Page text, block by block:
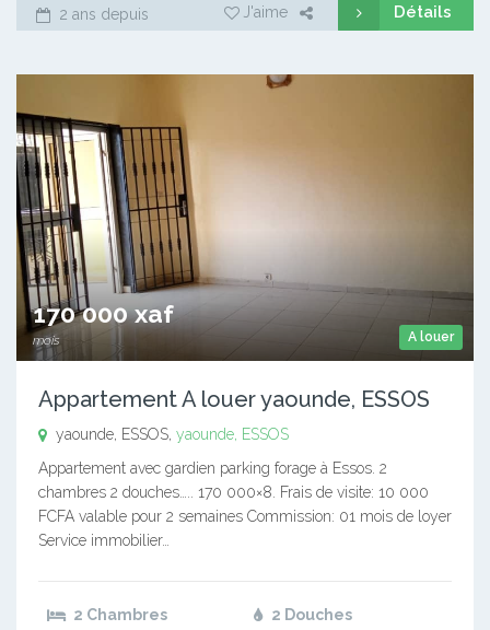
2 ans depuis J'aime Détails
A louer
170 000 xaf
mois
Appartement A louer yaounde, ESSOS
yaounde, ESSOS, yaounde, ESSOS
Appartement avec gardien parking forage à Essos. 2
chambres 2 douches….. 170 000×8. Frais de visite: 10 000
FCFA valable pour 2 semaines Commission: 01 mois de loyer
Service immobilier…
2 Chambres 2 Douches